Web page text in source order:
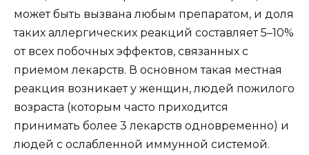
может быть вызвана любым препаратом, и доля
таких аллергических реакций составляет 5–10%
от всех побочных эффектов, связанных с
приемом лекарств. В основном такая местная
реакция возникает у женщин, людей пожилого
возраста (которым часто приходится
принимать более 3 лекарств одновременно) и
людей с ослабленной иммунной системой.